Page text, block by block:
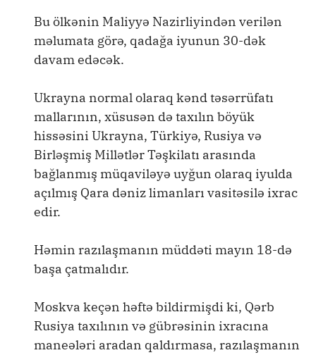
Bu ölkənin Maliyyə Nazirliyindən verilən
məlumata görə, qadağa iyunun 30-dək
davam edəcək.
Ukrayna normal olaraq kənd təsərrüfatı
mallarının, xüsusən də taxılın böyük
hissəsini Ukrayna, Türkiyə, Rusiya və
Birləşmiş Millətlər Təşkilatı arasında
bağlanmış müqaviləyə uyğun olaraq iyulda
açılmış Qara dəniz limanları vasitəsilə ixrac
edir.
Həmin razılaşmanın müddəti mayın 18-də
başa çatmalıdır.
Moskva keçən həftə bildirmişdi ki, Qərb
Rusiya taxılının və gübrəsinin ixracına
maneələri aradan qaldırmasa, razılaşmanın